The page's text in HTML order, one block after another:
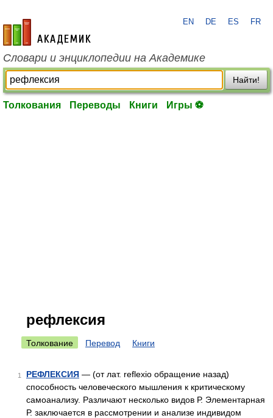
academic.ru
EN DE ES FR
Словари и энциклопедии на Академике
Найти!
Толкования Переводы Книги Игры ⚽
рефлексия
Толкование Перевод Книги
1 РЕФЛЕКСИЯ — (от лат. reflexio обращение назад)
способность человеческого мышления к критическому
самоанализу. Различают несколько видов Р. Элементарная
Р. заключается в рассмотрении и анализе индивидом